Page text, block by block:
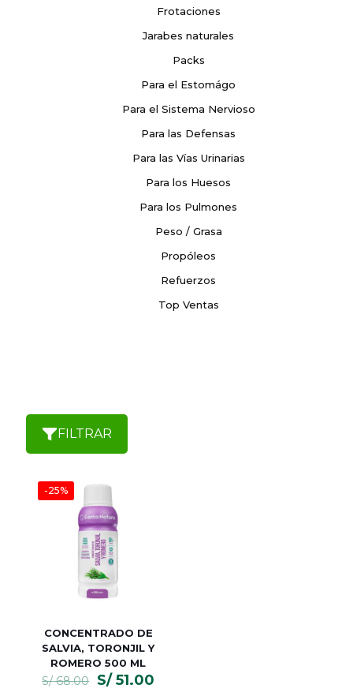
FILTRAR
-25%
CONCENTRADO DE
SALVIA, TORONJIL Y
ROMERO 500 ML
S/68.00
El
S/51.00
Frotaciones
Jarabes naturales
Packs
Para el Estomágo
Para el Sistema Nervioso
Para las Defensas
Para las Vías Urinarias
Para los Huesos
Para los Pulmones
Peso / Grasa
Propóleos
Refuerzos
Top Ventas